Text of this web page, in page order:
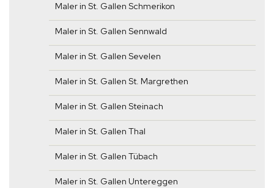
Maler in St. Gallen Schmerikon
Maler in St. Gallen Sennwald
Maler in St. Gallen Sevelen
Maler in St. Gallen St. Margrethen
Maler in St. Gallen Steinach
Maler in St. Gallen Thal
Maler in St. Gallen Tübach
Maler in St. Gallen Untereggen